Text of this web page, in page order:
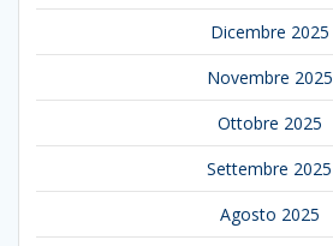
Dicembre 2025
Novembre 2025
Ottobre 2025
Settembre 2025
Agosto 2025